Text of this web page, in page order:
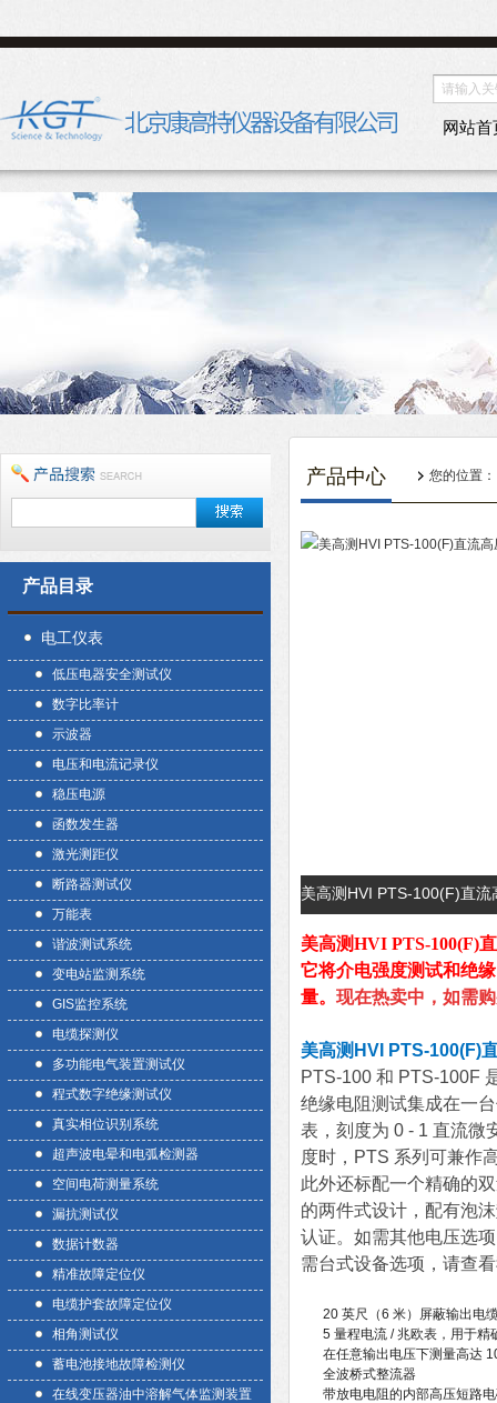
网站首
产品目录
电工仪表
低压电器安全测试仪
数字比率计
示波器
电压和电流记录仪
稳压电源
函数发生器
激光测距仪
断路器测试仪
万能表
谐波测试系统
变电站监测系统
GIS监控系统
电缆探测仪
多功能电气装置测试仪
程式数字绝缘测试仪
真实相位识别系统
超声波电晕和电弧检测器
空间电荷测量系统
漏抗测试仪
数据计数器
精准故障定位仪
电缆护套故障定位仪
相角测试仪
蓄电池接地故障检测仪
在线变压器油中溶解气体监测装置
产品中心 您的位置：
美高测HVI PTS-100(F)直
美高测HVI PTS-100(F)
它将介电强度测试和绝
量。 现在热卖中，如需
美高测HVI PTS-100(F)
PTS-100 和 PTS-100F
绝缘电阻测试集成在一
表，刻度为 0 - 1 直流微
度时，PTS 系列可兼作
此外还标配一个精确的
的两件式设计，配有泡
认证。如需其他电压选
需台式设备选项，请查
20 英尺（6 米）屏蔽输出电
5 量程电流 / 兆欧表，用于精
在任意输出电压下测量高达
全波桥式整流器
带放电电阻的内部高压短路